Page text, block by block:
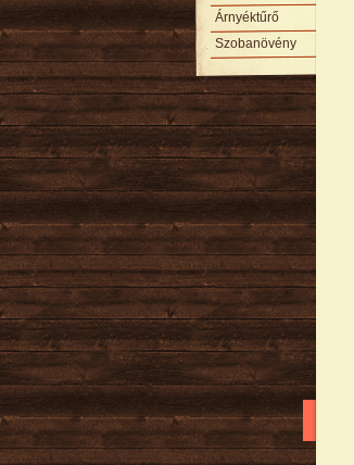
Árnyéktűrő
Szobanövény